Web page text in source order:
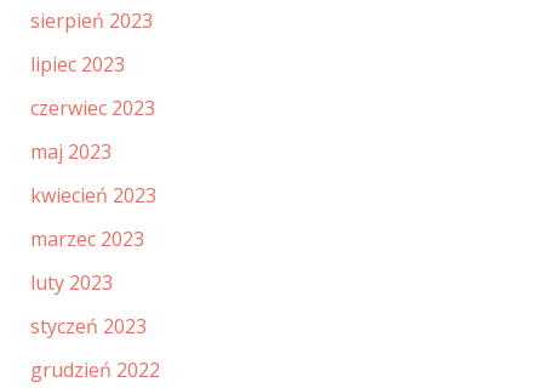
sierpień 2023
lipiec 2023
czerwiec 2023
maj 2023
kwiecień 2023
marzec 2023
luty 2023
styczeń 2023
grudzień 2022